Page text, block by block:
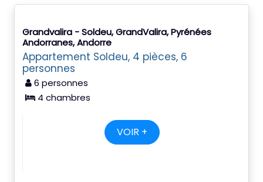
Grandvalira - Soldeu, GrandValira, Pyrénées
Andorranes, Andorre
Appartement Soldeu, 4 pièces, 6
personnes
6 personnes
4 chambres
VOIR +